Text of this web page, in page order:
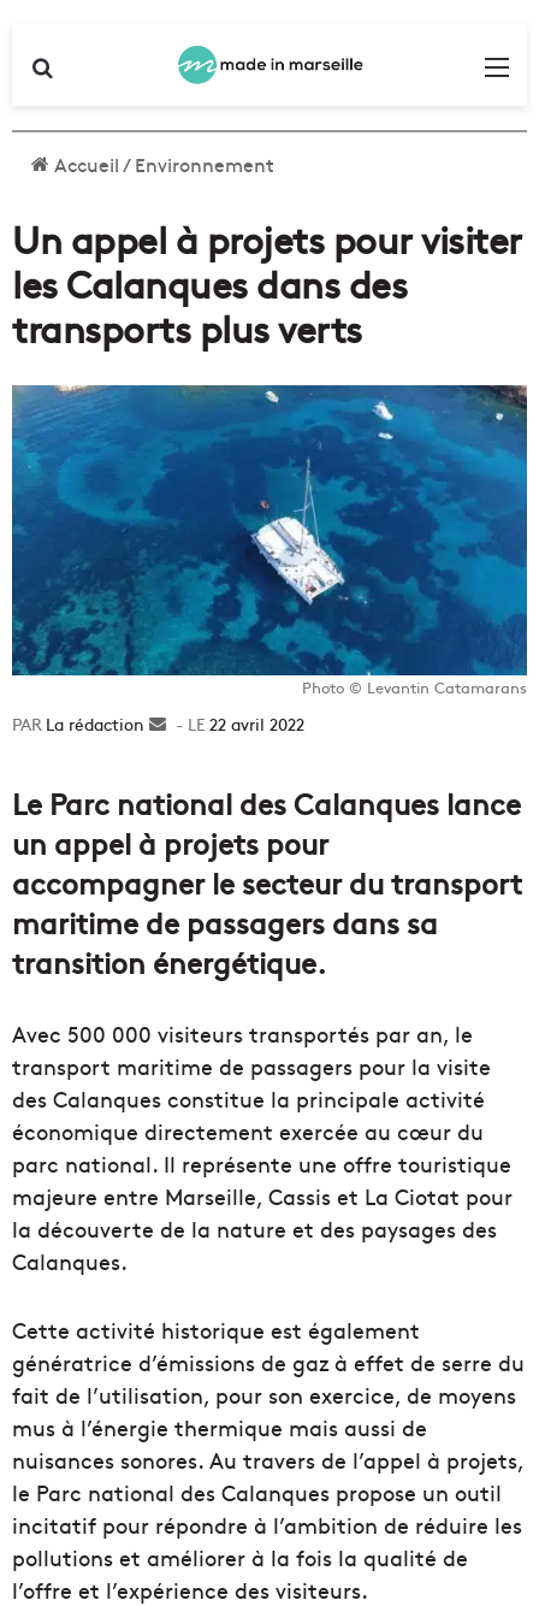
Accueil/Environnement
Un appel à projets pour visiter
les Calanques dans des
transports plus verts
Photo © Levantin Catamarans
La rédaction
Envoyer22 avril 2022
Le Parc national des Calanques lance
un appel à projets pour
accompagner le secteur du transport
maritime de passagers dans sa
transition énergétique.
Avec 500 000 visiteurs transportés par an, le
transport maritime de passagers pour la visite
des Calanques constitue la principale activité
économique directement exercée au cœur du
parc national. Il représente une offre touristique
majeure entre Marseille, Cassis et La Ciotat pour
la découverte de la nature et des paysages des
Calanques.
Cette activité historique est également
génératrice d’émissions de gaz à effet de serre du
fait de l’utilisation, pour son exercice, de moyens
mus à l’énergie thermique mais aussi de
nuisances sonores. Au travers de l’appel à projets,
le Parc national des Calanques propose un outil
incitatif pour répondre à l’ambition de réduire les
pollutions et améliorer à la fois la qualité de
l’offre et l’expérience des visiteurs.